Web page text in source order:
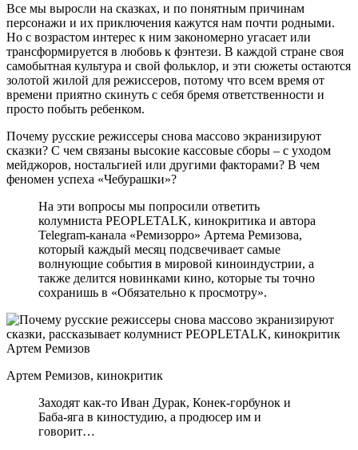
Все мы выросли на сказках, и по понятным причинам
персонажи и их приключения кажутся нам почти родными.
Но с возрастом интерес к ним закономерно угасает или
трансформируется в любовь к фэнтези. В каждой стране своя
самобытная культура и свой фольклор, и эти сюжеты остаются
золотой жилой для режиссеров, потому что всем время от
времени приятно скинуть с себя бремя ответственности и
просто побыть ребенком.
Почему русские режиссеры снова массово экранизируют
сказки? С чем связаны высокие кассовые сборы – с уходом
мейджоров, ностальгией или другими факторами? В чем
феномен успеха «Чебурашки»?
На эти вопросы мы попросили ответить
колумниста PEOPLETALK, кинокритика и автора
Telegram-канала «Ремизорро» Артема Ремизова,
который каждый месяц подсвечивает самые
волнующие события в мировой киноиндустрии, а
также делится новинками кино, которые ты точно
сохранишь в «Обязательно к просмотру».
Артем Ремизов, кинокритик
Заходят как-то Иван Дурак, Конек-горбунок и
Баба-яга в киностудию, а продюсер им и
говорит…